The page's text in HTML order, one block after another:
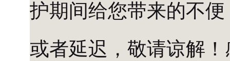
护期间给您带来的不
或者延迟，敬请谅解